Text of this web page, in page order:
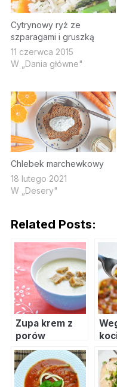
Cytrynowy ryż ze
szparagami i gruszką
11 czerwca 2015
W „Dania główne"
Chlebek marchewkowy
18 lutego 2021
W „Desery"
Related Posts:
Zupa krem z
porów